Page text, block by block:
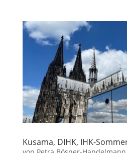
Kusama, DIHK, IHK-